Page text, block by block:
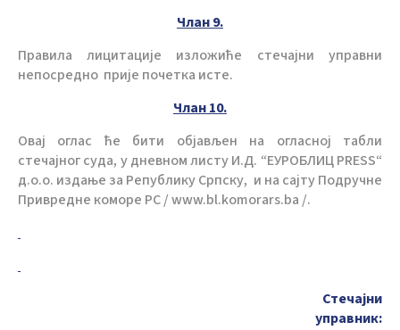
Члан 9.
Правила лицитације изложиће стечајни управни
непосредно прије почетка исте.
Члан 10.
Овај оглас ће бити објављен на огласној табли
стечајног суда, у дневном листу И.Д. “ЕУРОБЛИЦ PRESS“
д.о.о. издање за Републику Српску, и на сајту Подручне
Привредне коморе РС / www.bl.komorars.ba /.
Стечајни
управник: